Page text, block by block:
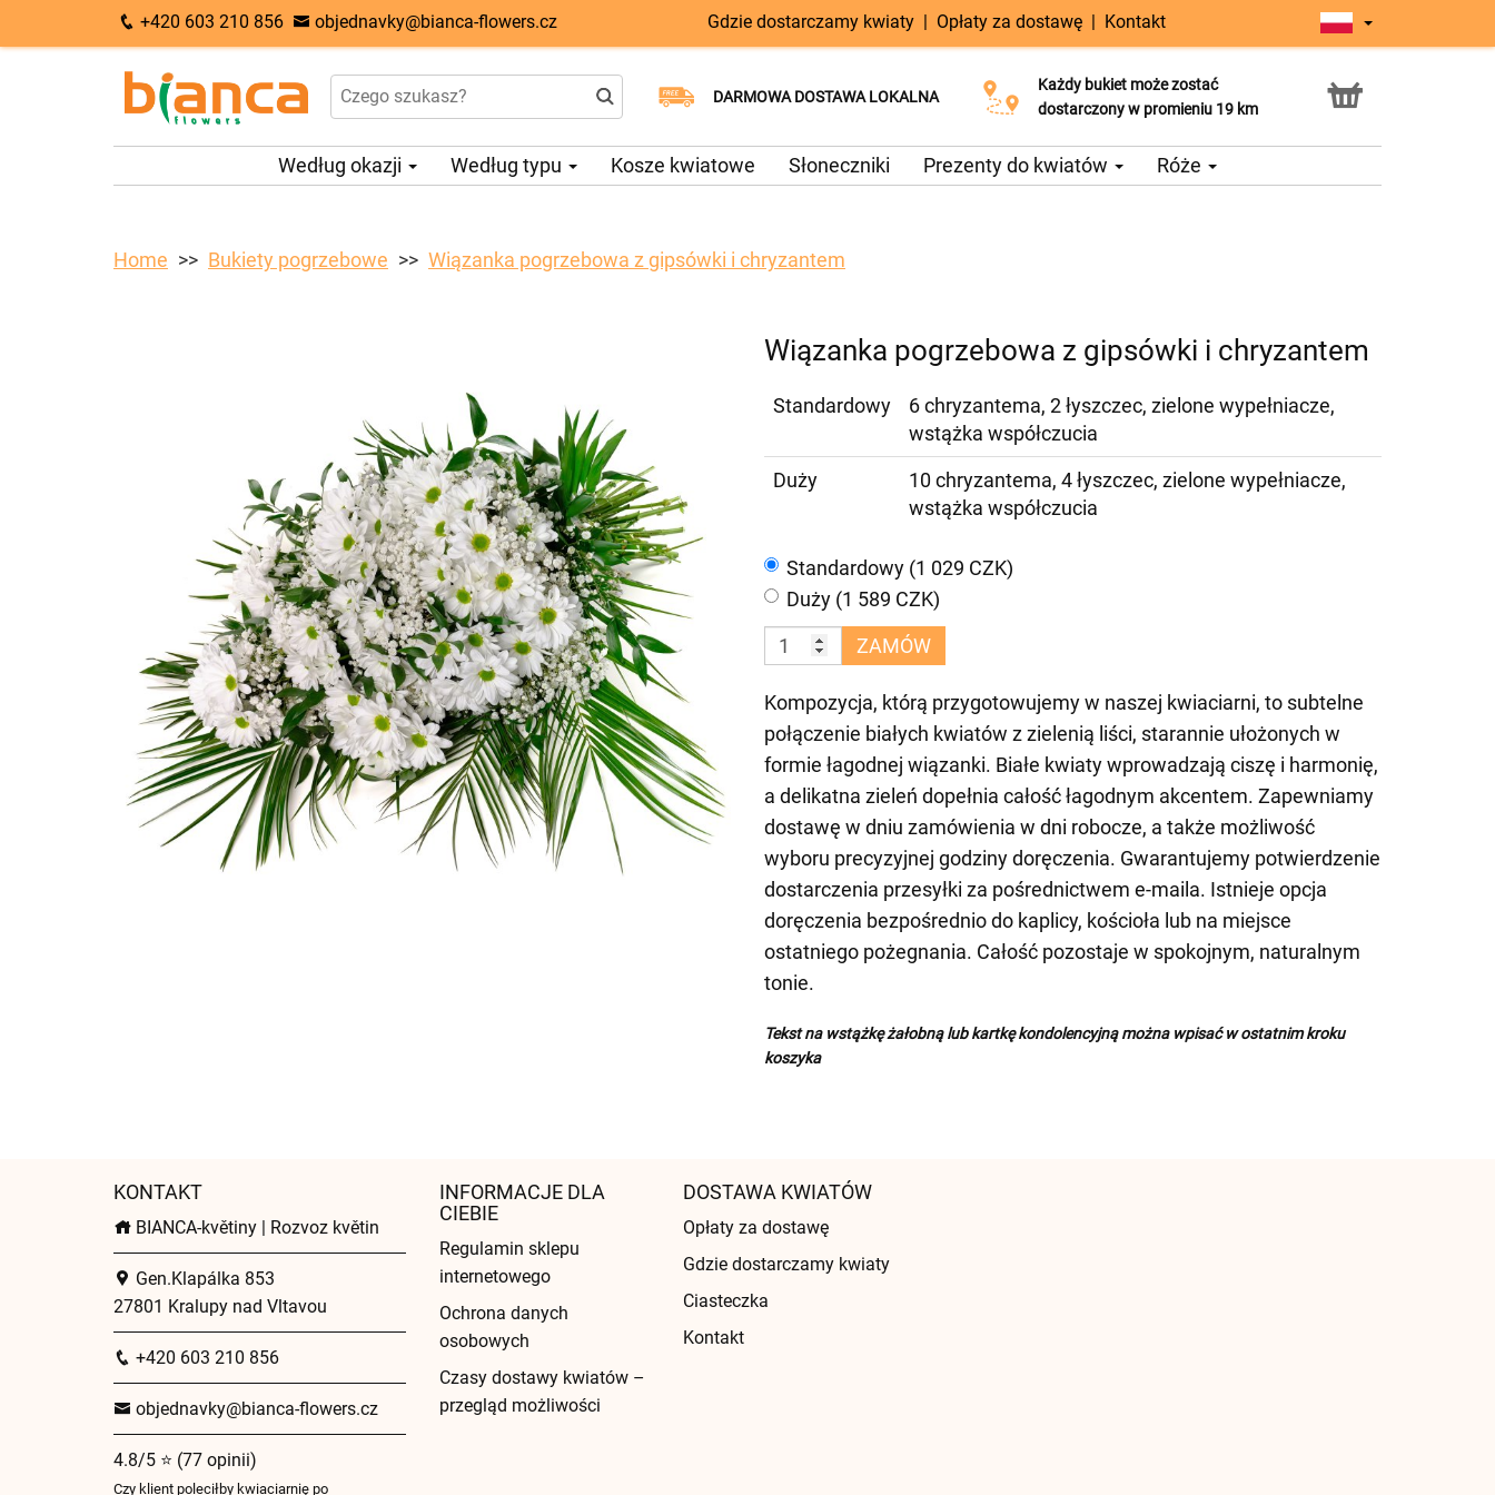
+420 603 210 856 objednavky@bianca-flowers.cz Gdzie dostarczamy kwiaty | Opłaty za dostawę | Kontakt
DARMOWA DOSTAWA LOKALNA
Dostawa tego samego dnia
Wybierz datę dostawy
Każdy bukiet może zostać
dostarczony w promieniu 19 km
Usługa Click & Collect
Według okazji Według typu Kosze kwiatowe Słoneczniki Prezenty do kwiatów Róże
Home Bukiety pogrzebowe Wiązanka pogrzebowa z gipsówki i chryzantem
Wiązanka pogrzebowa z gipsówki i chryzantem
Standardowy
6 chryzantema, 2 łyszczec, zielone wypełniacze,
wstążka współczucia
Duży
10 chryzantema, 4 łyszczec, zielone wypełniacze,
wstążka współczucia
Standardowy (1 029 CZK)
Duży (1 589 CZK)
ZAMÓW
Kompozycja, którą przygotowujemy w naszej kwiaciarni, to subtelne
połączenie białych kwiatów z zielenią liści, starannie ułożonych w
formie łagodnej wiązanki. Białe kwiaty wprowadzają ciszę i harmonię,
a delikatna zieleń dopełnia całość łagodnym akcentem. Zapewniamy
dostawę w dniu zamówienia w dni robocze, a także możliwość
wyboru precyzyjnej godziny doręczenia. Gwarantujemy potwierdzenie
dostarczenia przesyłki za pośrednictwem e-maila. Istnieje opcja
doręczenia bezpośrednio do kaplicy, kościoła lub na miejsce
ostatniego pożegnania. Całość pozostaje w spokojnym, naturalnym
tonie.
Tekst na wstążkę żałobną lub kartkę kondolencyjną można wpisać w ostatnim kroku
koszyka
KONTAKT
BIANCA-květiny | Rozvoz květin
Gen.Klapálka 853
27801 Kralupy nad Vltavou
+420 603 210 856
objednavky@bianca-flowers.cz
4.8/5 ⭐ (77 opinii)
Czy klient poleciłby kwiaciarnię po
INFORMACJE DLA
CIEBIE
Regulamin sklepu
internetowego
Ochrona danych
osobowych
Czasy dostawy kwiatów –
przegląd możliwości
DOSTAWA KWIATÓW
Opłaty za dostawę
Gdzie dostarczamy kwiaty
Ciasteczka
Kontakt